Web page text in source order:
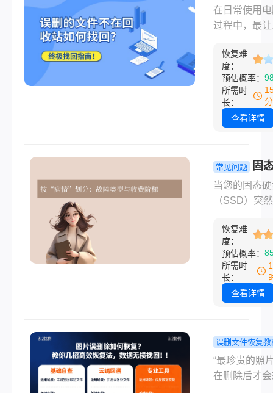
选错了磁盘
心惊肉跳的
请先不要惊
要的是立即
切操作，并
个关键原理
多数情况下
化的数据是
误删的文件
回收站如何
南！
在日常使用
过程中，最
就是发现刚
删的重要文
有顺从地躺
站。无论是
商业报告、
码，这种瞬间
发”都足以让
疯。你可能
什么文件绕
站？常见原
使用“Shift +
Delete“组合
删除或删除
太大，超过
站的容量设
清空了回收
恢复难
度：
预估概率：
所需时
长：
查看详情
常见问题
固
数据恢复一
要收费多少
费门道！
当您的固态
（SSD）突
件、珍贵的
片或多年的
料可能瞬间
危。在焦急
决方案时，
恢复一般需
多少钱？答
价格范围极
几百元到上
恢复难
度：
预估概率：
所需时
长：
查看详情
误删文件恢复教
片误删除如
复？教你几
“最珍贵的照
在删除后才